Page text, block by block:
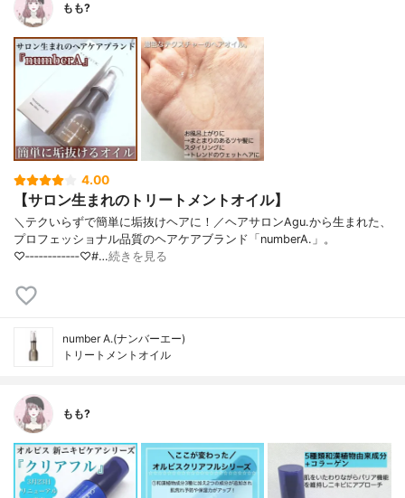
もも?
4.00
【サロン生まれのトリートメントオイル】
＼テクいらずで簡単に垢抜けヘアに！／ヘアサロンAgu.から生まれた、
プロフェッショナル品質のヘアケアブランド「numberA.」。
♡‐‐‐‐‐‐‐‐‐‐‐‐♡#…続きを見る
number A.(ナンバーエー)
トリートメントオイル
もも?